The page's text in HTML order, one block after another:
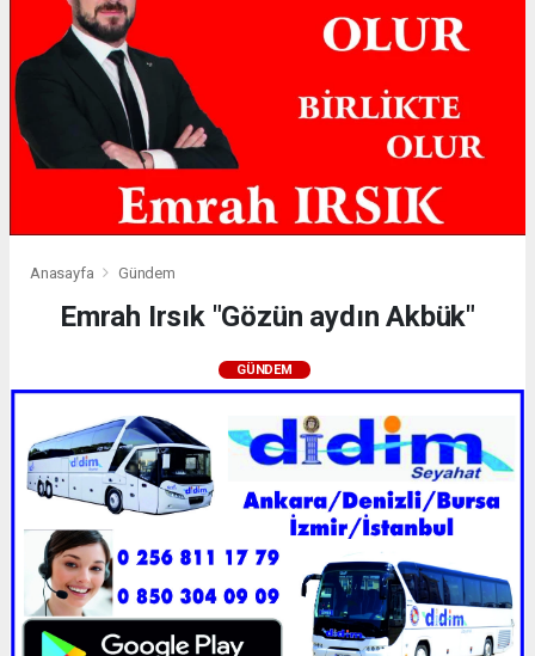
Anasayfa Gündem
Emrah Irsık "Gözün aydın Akbük"
GÜNDEM